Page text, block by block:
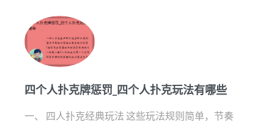
四个人扑克牌惩罚_四个人扑克玩法有哪些
一、 四人扑克经典玩法 这些玩法规则简单，节奏